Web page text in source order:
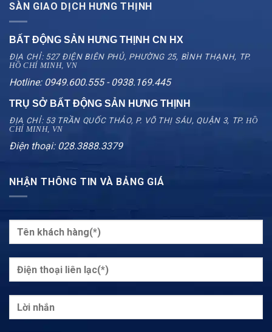
SÀN GIAO DỊCH HƯNG THỊNH
BẤT ĐỘNG SẢN HƯNG THỊNH CN HX
ĐỊA CHỈ: 527 ĐIỆN BIÊN PHỦ, PHƯỜNG 25, BÌNH THẠNH, TP.
HỒ CHÍ MINH, VN
Hotline: 0949.600.555 - 0938.169.445
TRỤ SỞ BẤT ĐỘNG SẢN HƯNG THỊNH
ĐỊA CHỈ: 53 TRẦN QUỐC THẢO, P. VÕ THỊ SÁU, QUẬN 3, TP. HỒ
CHÍ MINH, VN
Điện thoại: 028.3888.3379
NHẬN THÔNG TIN VÀ BẢNG GIÁ